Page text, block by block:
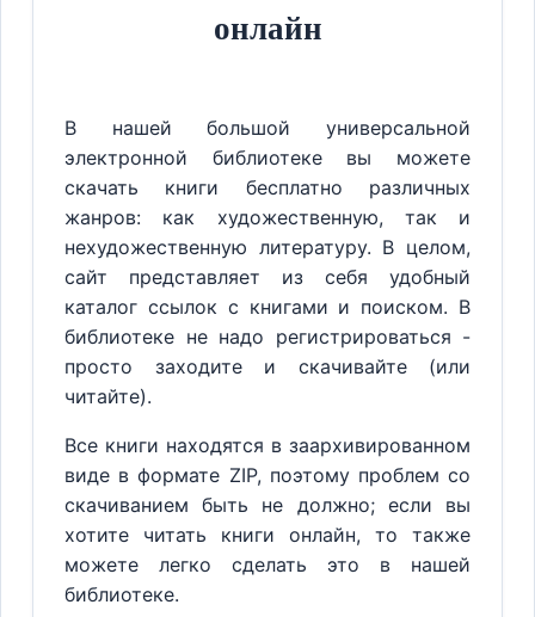
онлайн
В нашей большой универсальной
электронной библиотеке вы можете
скачать книги бесплатно различных
жанров: как художественную, так и
нехудожественную литературу. В целом,
сайт представляет из себя удобный
каталог ссылок с книгами и поиском. В
библиотеке не надо регистрироваться -
просто заходите и скачивайте (или
читайте).
Все книги находятся в заархивированном
виде в формате ZIP, поэтому проблем со
скачиванием быть не должно; если вы
хотите читать книги онлайн, то также
можете легко сделать это в нашей
библиотеке.